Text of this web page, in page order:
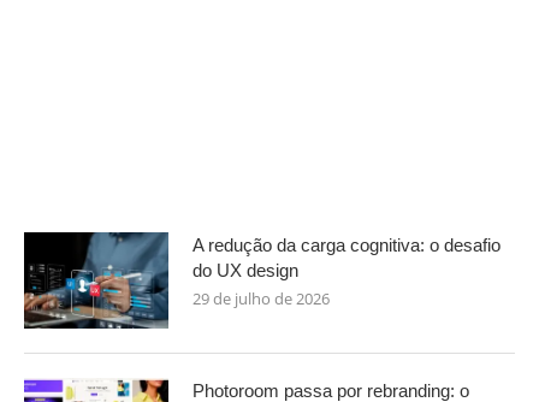
A redução da carga cognitiva: o desafio
do UX design
29 de julho de 2026
Photoroom passa por rebranding: o